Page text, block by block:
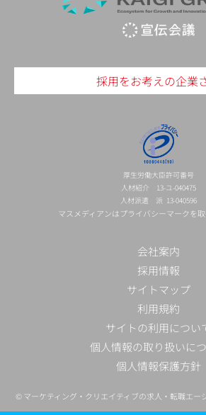
採用をお考えの企業
厚生労働大臣許可番号
人材紹介 13-ユ-040475
人材派遣 派 13-040596
マスメディアンはプライバシーマークを取
会社案内
採用情報
サイトマップ
利用規約
サイトの利用につい
個人情報の取り扱いに
個人情報保護方針
© マーケティング・クリエイティブの求人・転職エー